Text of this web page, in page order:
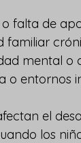
falta de
familiar
mental o
o entornos
el
los